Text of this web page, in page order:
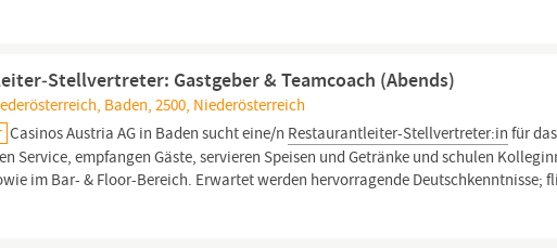
Gastgeber & Teamcoach (Abends)
Baden, 2500, Niederösterreich
Casinos Austria AG in Baden sucht eine/n Restaurantleiter-Stellvertreter:in für
Service, empfangen Gäste, servieren Speisen und Getränke und schulen
im Bar- & Floor-Bereich. Erwartet werden hervorragende Deutschkenntnisse;